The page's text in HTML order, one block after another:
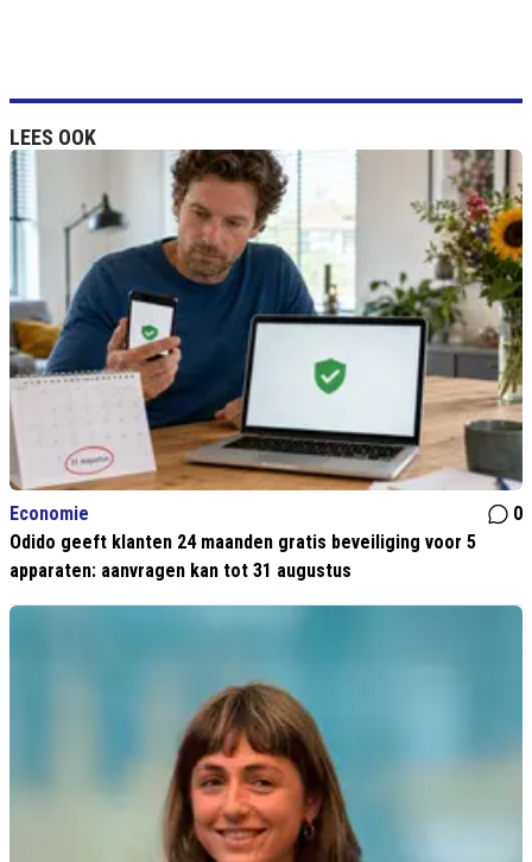
LEES OOK
Economie
0
Odido geeft klanten 24 maanden gratis beveiliging voor 5
apparaten: aanvragen kan tot 31 augustus